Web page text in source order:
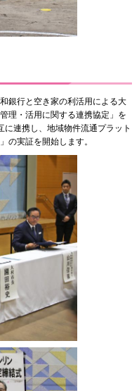
銀行と空き家の利活用による大
理・活用に関する連携協定」を
連携し、地域物件流通プラット
の実証を開始します。